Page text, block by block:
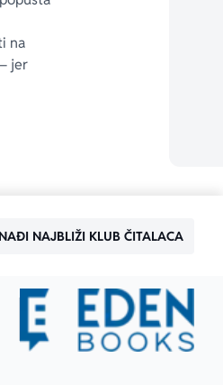
na
jer
NAJBLIŽI KLUB ČITALACA